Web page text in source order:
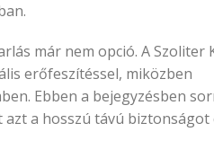
már nem opció. A Szoliter
erőfeszítéssel, miközben
Ebben a bejegyzésben
a hosszú távú biztonságot